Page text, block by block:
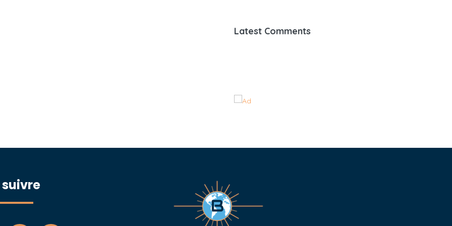
Latest Comments